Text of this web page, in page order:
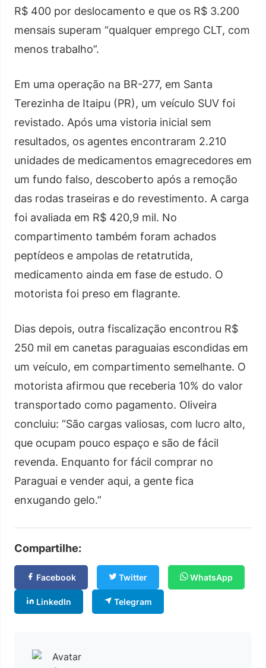
R$ 400 por deslocamento e que os R$ 3.200
mensais superam “qualquer emprego CLT, com
menos trabalho”.
Em uma operação na BR-277, em Santa
Terezinha de Itaipu (PR), um veículo SUV foi
revistado. Após uma vistoria inicial sem
resultados, os agentes encontraram 2.210
unidades de medicamentos emagrecedores em
um fundo falso, descoberto após a remoção
das rodas traseiras e do revestimento. A carga
foi avaliada em R$ 420,9 mil. No
compartimento também foram achados
peptídeos e ampolas de retatrutida,
medicamento ainda em fase de estudo. O
motorista foi preso em flagrante.
Dias depois, outra fiscalização encontrou R$
250 mil em canetas paraguaias escondidas em
um veículo, em compartimento semelhante. O
motorista afirmou que receberia 10% do valor
transportado como pagamento. Oliveira
concluiu: “São cargas valiosas, com lucro alto,
que ocupam pouco espaço e são de fácil
revenda. Enquanto for fácil comprar no
Paraguai e vender aqui, a gente fica
enxugando gelo.”
Compartilhe:
Facebook Twitter WhatsApp
LinkedIn Telegram